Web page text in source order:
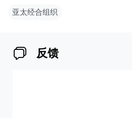
亚太经合组织
反馈